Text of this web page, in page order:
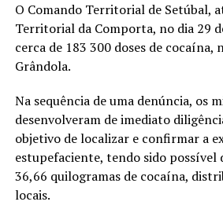
O Comando Territorial de Setúbal,
Territorial da Comporta, no dia 29
cerca de 183 300 doses de cocaína,
Grândola.
Na sequência de uma denúncia, os
desenvolveram de imediato
objetivo de localizar e confirmar a
estupefaciente, tendo sido possível
36,66 quilogramas de cocaína,
locais.